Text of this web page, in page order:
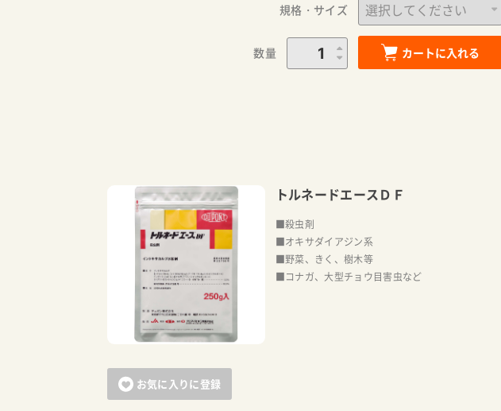
規格・サイズ
数量 カートに入れる
お気に入りに登録
トルネードエースＤＦ
■殺虫剤
■オキサダイアジン系
■野菜、きく、樹木等
■コナガ、大型チョウ目害虫など